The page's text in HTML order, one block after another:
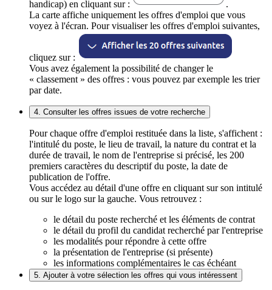
handicap) en cliquant sur :
.
La carte affiche uniquement les offres d'emploi que vous
voyez à l'écran. Pour visualiser les offres d'emploi suivantes,
cliquez sur :
Vous avez également la possibilité de changer le
« classement » des offres : vous pouvez par exemple les trier
par date.
4. Consulter les offres issues de votre recherche
Pour chaque offre d'emploi restituée dans la liste, s'affichent :
l'intitulé du poste, le lieu de travail, la nature du contrat et la
durée de travail, le nom de l'entreprise si précisé, les 200
premiers caractères du descriptif du poste, la date de
publication de l'offre.
Vous accédez au détail d'une offre en cliquant sur son intitulé
ou sur le logo sur la gauche. Vous retrouvez :
le détail du poste recherché et les éléments de contrat
le détail du profil du candidat recherché par l'entreprise
les modalités pour répondre à cette offre
la présentation de l'entreprise (si présente)
les informations complémentaires le cas échéant
5. Ajouter à votre sélection les offres qui vous intéressent